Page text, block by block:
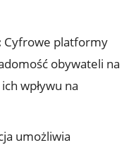
Cyfrowe platformy
obywateli na
wpływu na
umożliwia